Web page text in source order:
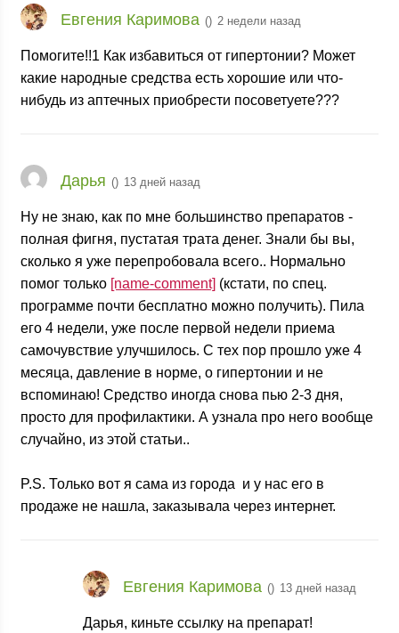
Евгения Каримова () 2 недели назад
Помогите!!1 Как избавиться от гипертонии? Может
какие народные средства есть хорошие или что-
нибудь из аптечных приобрести посоветуете???
Дарья () 13 дней назад
Ну не знаю, как по мне большинство препаратов -
полная фигня, пустатая трата денег. Знали бы вы,
сколько я уже перепробовала всего.. Нормально
помог только [name-comment] (кстати, по спец.
программе почти бесплатно можно получить). Пила
его 4 недели, уже после первой недели приема
самочувствие улучшилось. С тех пор прошло уже 4
месяца, давление в норме, о гипертонии и не
вспоминаю! Средство иногда снова пью 2-3 дня,
просто для профилактики. А узнала про него вообще
случайно, из этой статьи..
P.S. Только вот я сама из города и у нас его в
продаже не нашла, заказывала через интернет.
Евгения Каримова () 13 дней назад
Дарья, киньте ссылку на препарат!